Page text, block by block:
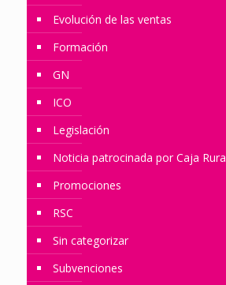
Evolución de las ventas
Formación
GN
ICO
Legislación
Noticia patrocinada por Caja
Promociones
RSC
Sin categorizar
Subvenciones